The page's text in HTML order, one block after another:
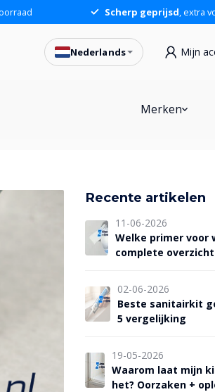
Scherp geprijsd, extra
Nederlands Mijn
Merken
Recente artikelen
11-06-2026
Welke primer voor
complete overzicht
02-06-2026
Beste sanitairkit
5 vergelijking
19-05-2026
Waarom laat mijn
het? Oorzaken +